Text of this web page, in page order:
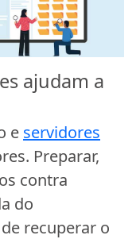
ajudam a
e servidores
Preparar,
contra
do
recuperar o